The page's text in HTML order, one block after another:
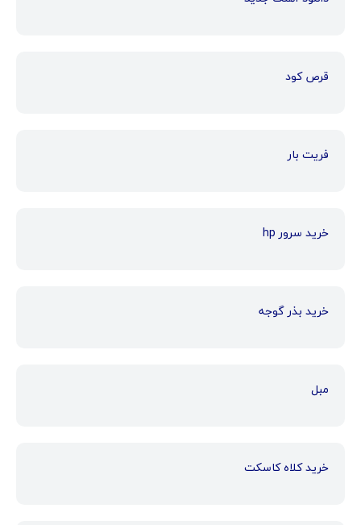
قرص کود
فریت بار
خرید سرور hp
خرید بذر گوجه
مبل
خرید کلاه کاسکت